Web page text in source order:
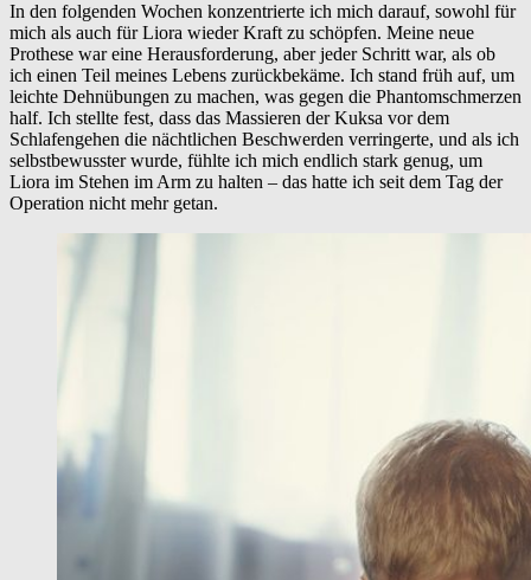
In den folgenden Wochen konzentrierte ich mich darauf, sowohl für
mich als auch für Liora wieder Kraft zu schöpfen. Meine neue
Prothese war eine Herausforderung, aber jeder Schritt war, als ob
ich einen Teil meines Lebens zurückbekäme. Ich stand früh auf, um
leichte Dehnübungen zu machen, was gegen die Phantomschmerzen
half. Ich stellte fest, dass das Massieren der Kuksa vor dem
Schlafengehen die nächtlichen Beschwerden verringerte, und als ich
selbstbewusster wurde, fühlte ich mich endlich stark genug, um
Liora im Stehen im Arm zu halten – das hatte ich seit dem Tag der
Operation nicht mehr getan.